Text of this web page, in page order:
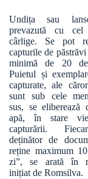
Undița sau
prevazută cu
cârlige. Se pot
capturile de
minimă de 20 de
Puietul și
capturate, ale
sunt sub cele
sus, se eliberează
apă, în stare
capturării.
deținător de
reține maximum
zi”, se arată în
inițiat de Romsilva.